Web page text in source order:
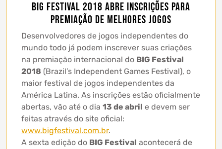
BIG Festival 2018 abre inscrições para
premiação de melhores jogos
Desenvolvedores de jogos independentes do
mundo todo já podem inscrever suas criações
na premiação internacional do BIG Festival
2018 (Brazil’s Independent Games Festival), o
maior festival de jogos independentes da
América Latina. As inscrições estão oficialmente
abertas, vão até o dia 13 de abril e devem ser
feitas através do site oficial:
www.bigfestival.com.br.
A sexta edição do BIG Festival acontecerá de